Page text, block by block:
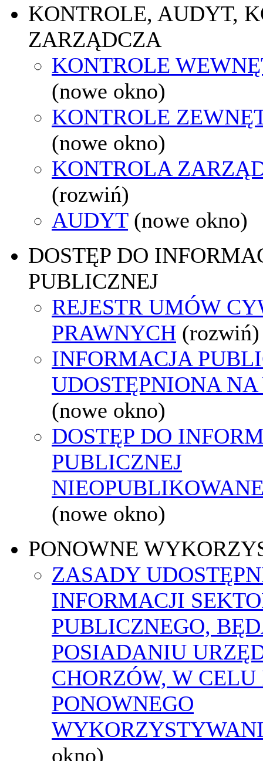
KONTROLE, AUDYT,
ZARZĄDCZA
KONTROLE
(nowe okno)
KONTROLE
(nowe okno)
KONTROLA
(rozwiń)
AUDYT (nowe okno)
DOSTĘP DO
PUBLICZNEJ
REJESTR UMÓW
PRAWNYCH (rozwiń)
INFORMACJA
UDOSTĘPNIONA
(nowe okno)
DOSTĘP DO
PUBLICZNEJ
(nowe okno)
PONOWNE
ZASADY
INFORMACJI
PUBLICZNEGO,
POSIADANIU
CHORZÓW, W
PONOWNEGO
okno)